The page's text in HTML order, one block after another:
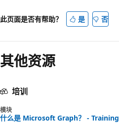
此页面是否有帮助？ 是 否
其他资源
培训
模块
什么是 Microsoft Graph？ - Training